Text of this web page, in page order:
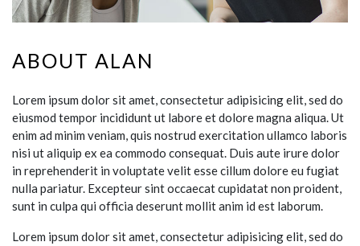
ABOUT ALAN
Lorem ipsum dolor sit amet, consectetur adipisicing elit, sed do
eiusmod tempor incididunt ut labore et dolore magna aliqua. Ut
enim ad minim veniam, quis nostrud exercitation ullamco laboris
nisi ut aliquip ex ea commodo consequat. Duis aute irure dolor
in reprehenderit in voluptate velit esse cillum dolore eu fugiat
nulla pariatur. Excepteur sint occaecat cupidatat non proident,
sunt in culpa qui officia deserunt mollit anim id est laborum.
Lorem ipsum dolor sit amet, consectetur adipisicing elit, sed do